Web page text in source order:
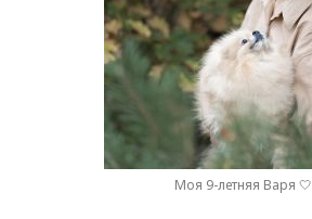
Моя 9-летняя Варя 🤍